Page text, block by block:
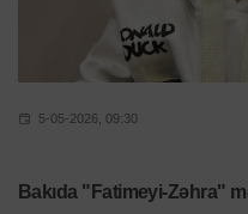
5-05-2026, 09:30
Bakıda "Fatimeyi-Zəhra"